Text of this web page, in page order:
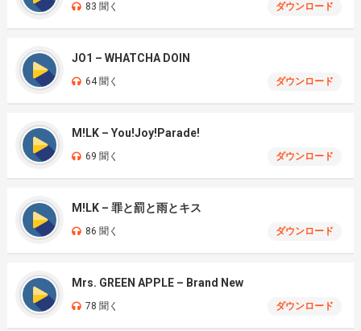
83 聞く ダウンロード
JO1 – WHATCHA DOIN
64 聞く ダウンロード
M!LK – You!Joy!Parade!
69 聞く ダウンロード
M!LK – 罪と罰と雨とキス
86 聞く ダウンロード
Mrs. GREEN APPLE – Brand New
78 聞く ダウンロード